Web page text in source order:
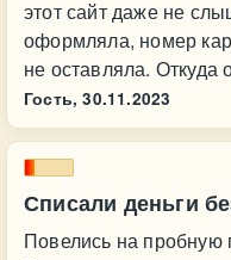
этот сайт даже не
оформляла, номер
не оставляла.
Гость, 30.11.2023
Списали деньги
Повелись на пробную